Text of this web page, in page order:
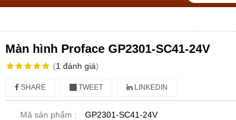
Màn hình Proface GP2301-SC41-24V
(1 đánh giá)
SHARE TWEET LINKEDIN
Mã sản phẩm :
GP2301-SC41-24V